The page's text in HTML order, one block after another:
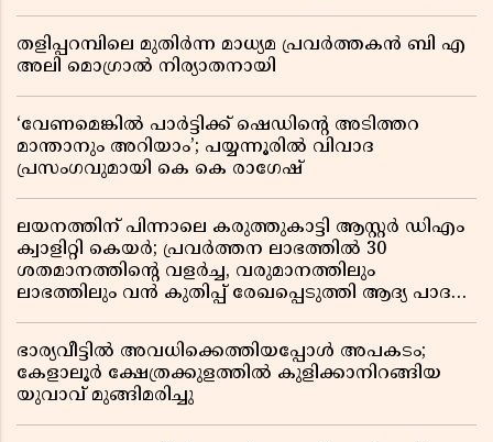
തളിപ്പറമ്പിലെ മുതിർന്ന മാധ്യമ പ്രവർത്തകൻ ബി എ
അലി മൊഗ്രാൽ നിര്യാതനായി
‘വേണമെങ്കിൽ പാർട്ടിക്ക് ഷെഡിൻ്റെ അടിത്തറ
മാന്താനും അറിയാം’; പയ്യന്നൂരിൽ വിവാദ
പ്രസംഗവുമായി കെ കെ രാഗേഷ്
ലയനത്തിന് പിന്നാലെ കരുത്തുകാട്ടി ആസ്റ്റർ ഡിഎം
ക്വാളിറ്റി കെയർ; പ്രവർത്തന ലാഭത്തിൽ 30
ശതമാനത്തിൻ്റെ വളർച്ച, വരുമാനത്തിലും
ലാഭത്തിലും വൻ കുതിപ്പ് രേഖപ്പെടുത്തി ആദ്യ പാദ
ഭാര്യവീട്ടിൽ അവധിക്കെത്തിയപ്പോൾ അപകടം;
കേളാലൂർ ക്ഷേത്രക്കുളത്തിൽ കുളിക്കാനിറങ്ങിയ
യുവാവ് മുങ്ങിമരിച്ചു